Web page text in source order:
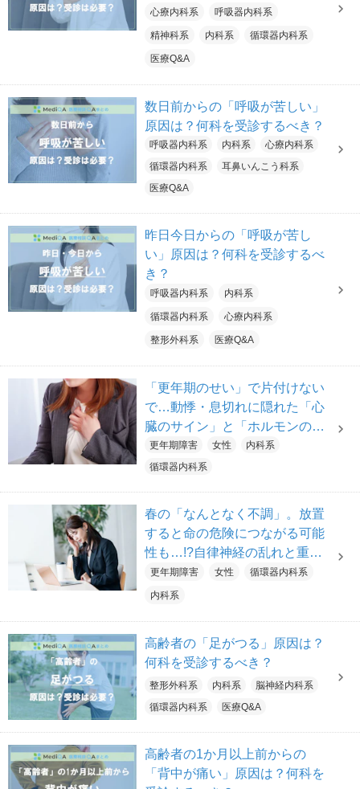
心療内科系 呼吸器内科系
精神科系 内科系 循環器内科系
医療Q&A
数日前からの「呼吸が苦しい」
原因は？何科を受診するべき？
呼吸器内科系 内科系
心療内科系
循環器内科系
耳鼻いんこう科系
医療Q&A
昨日今日からの「呼吸が苦し
い」原因は？何科を受診するべ
き？
呼吸器内科系 内科系
循環器内科系 心療内科系
整形外科系 医療Q&A
「更年期のせい」で片付けない
で…動悸・息切れに隠れた「心
臓のサイン」と「ホルモンの乱
れ」は？【医師解説】
更年期障害 女性
内科系
循環器内科系
春の「なんとなく不調」。放置
すると命の危険につながる可能
性も…!?自律神経の乱れと重大
疾患、見極めのポイントを医師
が解説【医師解説】
更年期障害 女性 循環器内科系
内科系
高齢者の「足がつる」原因は？
何科を受診するべき？
整形外科系 内科系
脳神経内科系
循環器内科系
医療Q&A
高齢者の1か月以上前からの
「背中が痛い」原因は？何科を